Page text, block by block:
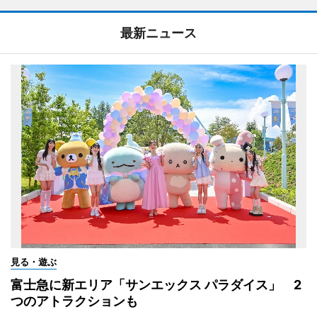
最新ニュース
見る・遊ぶ
富士急に新エリア「サンエックス パラダイス」 2
つのアトラクションも